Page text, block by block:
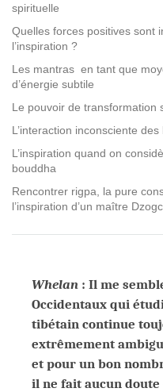
spirituelle
Quelles forces positives sont
l’inspiration ?
Les mantras en tant que
d’énergie subtile
Le pouvoir de transformation
L’interaction inconsciente
L’inspiration quand on
bouddha
Rencontrer rigpa, la pure
l’inspiration d’un maître
Whelan : Il me
Occidentaux qui
tibétain continue
extrêmement
et pour un bon
il ne fait aucun